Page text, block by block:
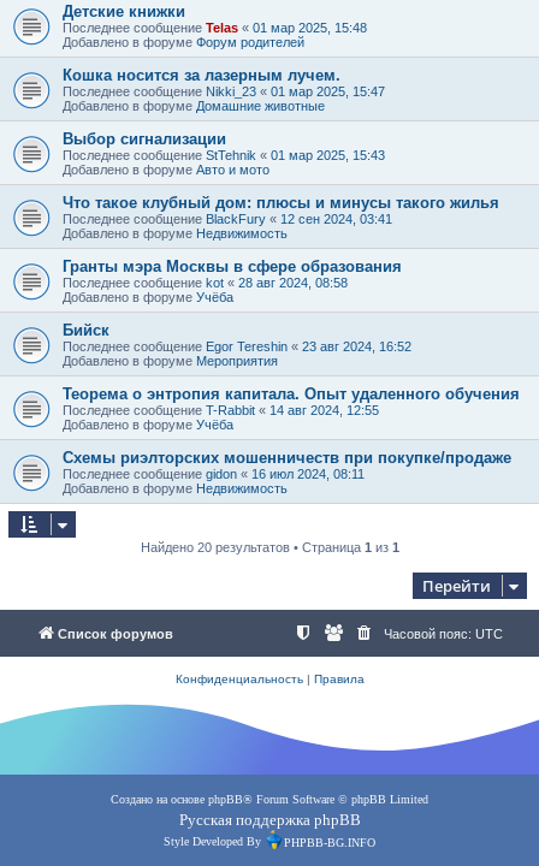
Детские книжки
Последнее сообщение Telas « 01 мар 2025, 15:48
Добавлено в форуме Форум родителей
Кошка носится за лазерным лучем.
Последнее сообщение Nikki_23 « 01 мар 2025, 15:47
Добавлено в форуме Домашние животные
Выбор сигнализации
Последнее сообщение StTehnik « 01 мар 2025, 15:43
Добавлено в форуме Авто и мото
Что такое клубный дом: плюсы и минусы такого жилья
Последнее сообщение BlackFury « 12 сен 2024, 03:41
Добавлено в форуме Недвижимость
Гранты мэра Москвы в сфере образования
Последнее сообщение kot « 28 авг 2024, 08:58
Добавлено в форуме Учёба
Бийск
Последнее сообщение Egor Tereshin « 23 авг 2024, 16:52
Добавлено в форуме Мероприятия
Теорема о энтропия капитала. Опыт удаленного обучения
Последнее сообщение T-Rabbit « 14 авг 2024, 12:55
Добавлено в форуме Учёба
Схемы риэлторских мошенничеств при покупке/продаже
Последнее сообщение gidon « 16 июл 2024, 08:11
Добавлено в форуме Недвижимость
Найдено 20 результатов • Страница 1 из 1
Перейти
Список форумов Часовой пояс: UTC
Конфиденциальность| Правила
Создано на основе phpBB® Forum Software © phpBB Limited
Русская поддержка phpBB
Style Developed By PHPBB-BG.INFO